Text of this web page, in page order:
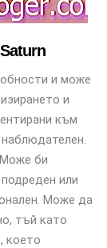
и може
и
към
Може би
или
Може да
тъй като
което